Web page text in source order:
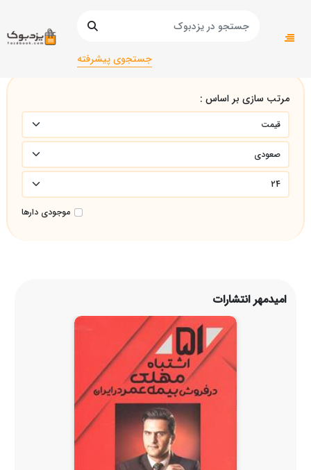
جستجوی پیشرفته
صفحه اصلی
مرتب سازی بر اساس :
موجودی دارها
امیدمهر انتشارات